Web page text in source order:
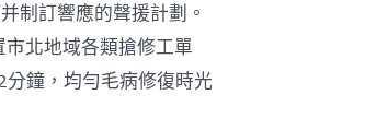
制訂響應的聲援計劃。
北地域各類搶修工單
鐘，均勻毛病修復時光